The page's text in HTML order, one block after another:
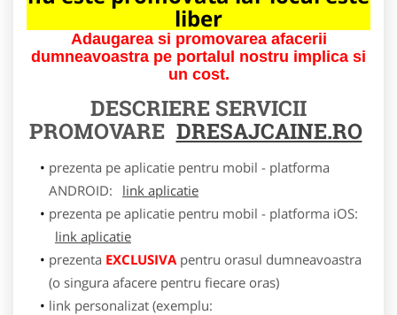
liber
Adaugarea si promovarea afacerii
dumneavoastra pe portalul nostru implica si
un cost.
DESCRIERE SERVICII
PROMOVARE DRESAJCAINE.RO
prezenta pe aplicatie pentru mobil - platforma
ANDROID:
link aplicatie
prezenta pe aplicatie pentru mobil - platforma iOS:
link aplicatie
prezenta EXCLUSIVApentru orasul dumneavoastra
(o singura afacere pentru fiecare oras)
link personalizat (exemplu: